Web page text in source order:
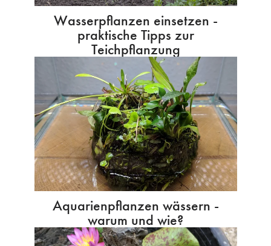
Wasserpflanzen einsetzen -
praktische Tipps zur
Teichpflanzung
Aquarienpflanzen wässern -
warum und wie?